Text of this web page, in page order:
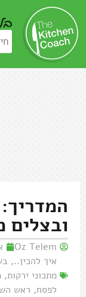
Oz Telem
איך להכין..,
מתכוני ירקות,
לפסח, ראש